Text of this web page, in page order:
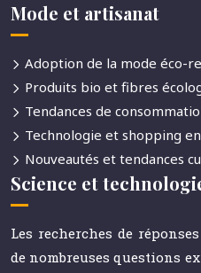
Mode et artisanat
Adoption de la mode éco-
Produits bio et fibres
Tendances de
Technologie et shopping
Nouveautés et tendances
Science et
Les recherches de
de nombreuses questions